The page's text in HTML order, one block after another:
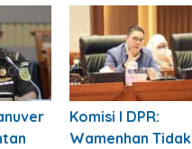
Komisi I DPR:
Wamenhan Tidak